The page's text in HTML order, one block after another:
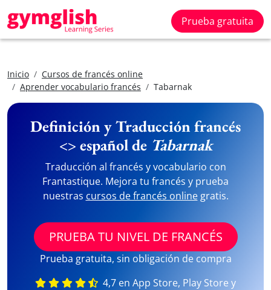
Prueba gratuita
Inicio
Cursos de francés online
Aprender vocabulario francés
Tabarnak
Definición y Traducción francés
<> español de Tabarnak
Traducción al francés y vocabulario con
Frantastique. Mejora tu francés y prueba
nuestras cursos de francés onlinegratis.
PRUEBA TU NIVEL DE FRANCÉS
Prueba gratuita, sin obligación de compra
4,7 en App Store, Play Store y